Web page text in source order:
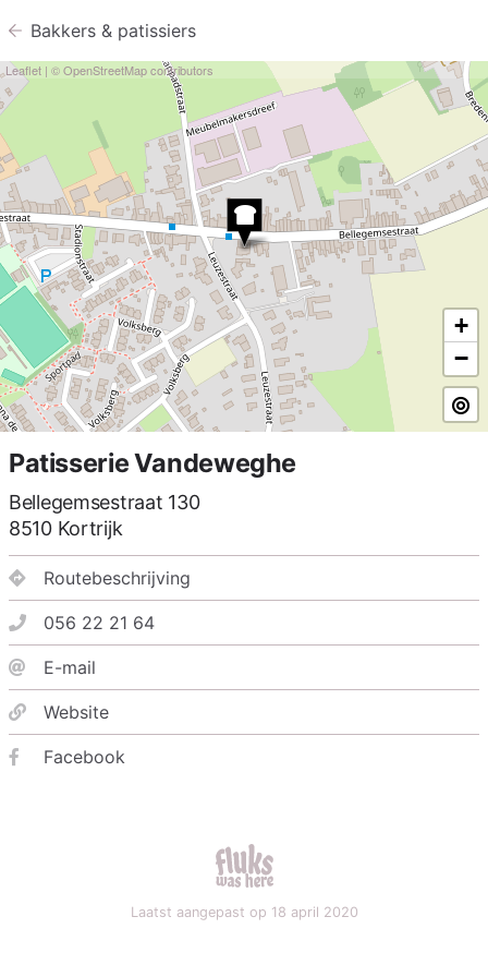
Bakkers & patissiers
+
−
Leaflet | ©OpenStreetMapcontributors
Patisserie Vandeweghe
Bellegemsestraat 130
8510 Kortrijk
Routebeschrijving
056 22 21 64
E-mail
Website
Facebook
fluks was here
Laatst aangepast op 18 april 2020